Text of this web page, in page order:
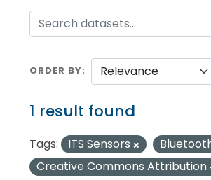
ORDER BY
1 result found
Tags: ITS Sensors
Creative Commons Attribution